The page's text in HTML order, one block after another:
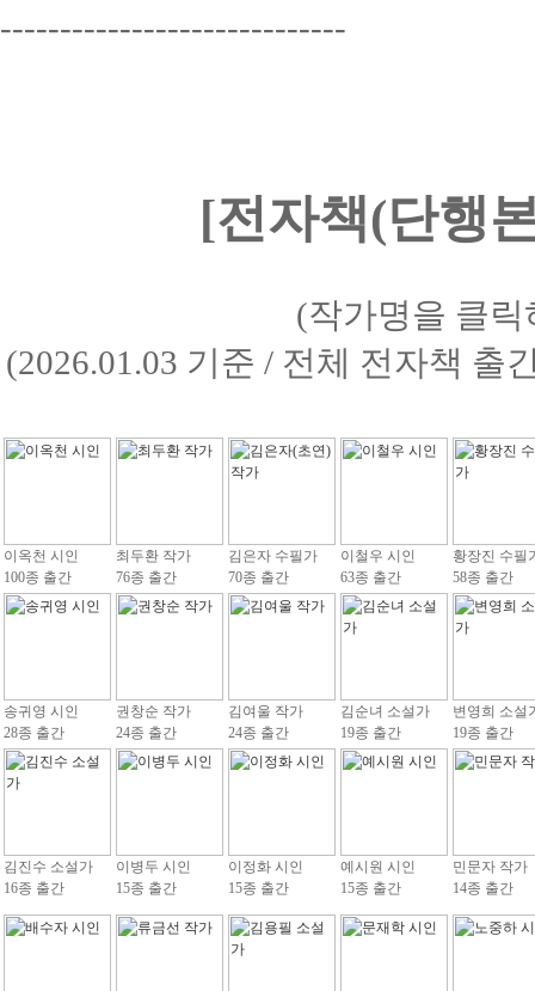
-----------------------------
[전자책(단행
(작가명을 클
(2026.01.03 기준 / 전체 전자책 출
이옥천 시인
100종 출간
최두환 작가
76종 출간
김은자 수필가
70종 출간
이철우 시인
63종 출간
황장진 수필
58종 출간
송귀영 시인
28종 출간
권창순 작가
24종 출간
김여울 작가
24종 출간
김순녀 소설가
19종 출간
변영희 소설
19종 출간
김진수 소설가
16종 출간
이병두 시인
15종 출간
이정화 시인
15종 출간
예시원 시인
15종 출간
민문자 작가
14종 출간